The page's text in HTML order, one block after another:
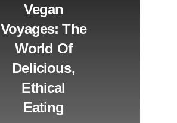
Vegan
Voyages: The
World Of
Delicious,
Ethical
Eating